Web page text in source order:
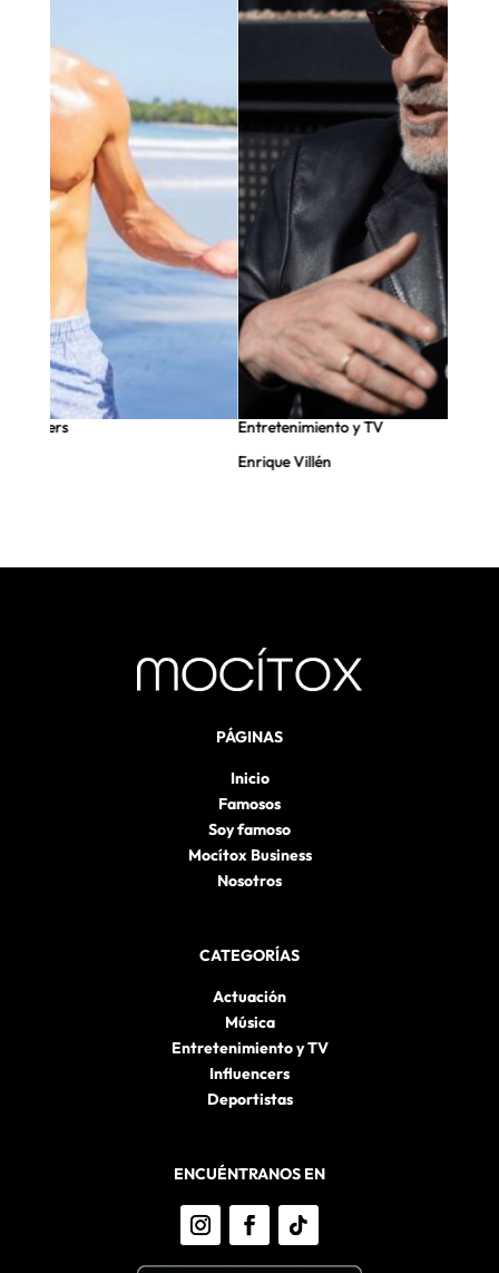
Entretenimiento y TV
Enrique Villén
PÁGINAS
Inicio
Famosos
Soy famoso
Mocítox Business
Nosotros
CATEGORÍAS
Actuación
Música
Entretenimiento y TV
Influencers
Deportistas
ENCUÉNTRANOS EN